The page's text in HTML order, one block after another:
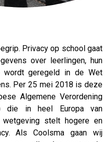
Privacy op school gaat
over leerlingen, hun
wordt geregeld in de Wet
Per 25 mei 2018 is deze
Algemene Verordening
die in heel Europa van
stelt hogere en
Als Coolsma gaan wij